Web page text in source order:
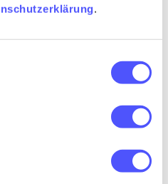
.
entdecken Sie die
Login können direkt
Shops nehmen wir
auf unsere
die Geräte und werden